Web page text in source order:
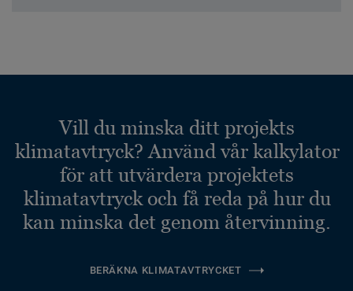
Vill du minska ditt projekts
klimatavtryck? Använd vår kalkylator
för att utvärdera projektets
klimatavtryck och få reda på hur du
kan minska det genom återvinning.
BERÄKNA KLIMATAVTRYCKET